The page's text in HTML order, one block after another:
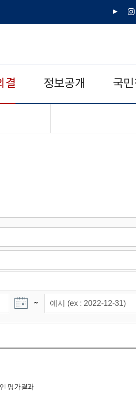
유
인
결 정보공개 국
치기"
~
평가결과